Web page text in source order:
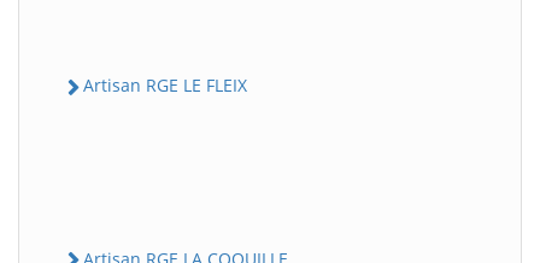
Artisan RGE LE FLEIX
Artisan RGE LA COQUILLE